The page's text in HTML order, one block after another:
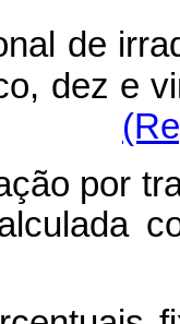
de
dez e
por